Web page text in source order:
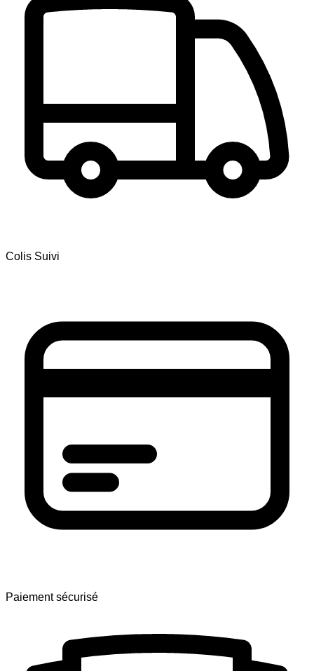
Colis Suivi
Paiement sécurisé